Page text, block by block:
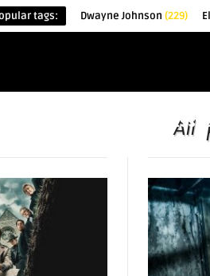
tags: Dwayne Johnson (229)
All